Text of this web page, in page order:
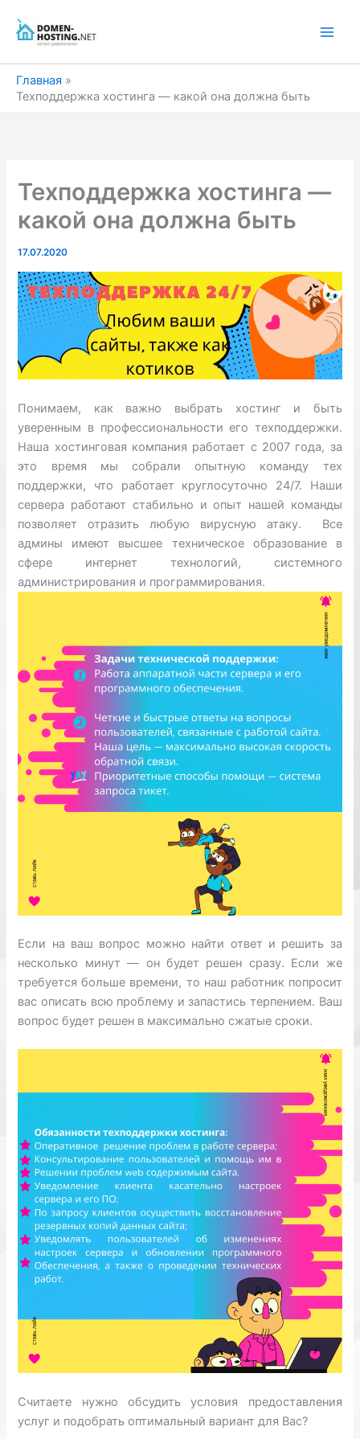
содержимому
Главная
Техподдержка хостинга — какой она должна быть
Техподдержка хостинга —
какой она должна быть
17.07.2020
Понимаем, как важно выбрать хостинг и быть
уверенным в профессиональности его техподдержки.
Наша хостинговая компания работает с 2007 года, за
это время мы собрали опытную команду тех
поддержки, что работает круглосуточно 24/7. Наши
сервера работают стабильно и опыт нашей команды
позволяет отразить любую вирусную атаку. Все
админы имеют высшее техническое образование в
сфере интернет технологий, системного
администрирования и программирования.
Если на ваш вопрос можно найти ответ и решить за
несколько минут — он будет решен сразу. Если же
требуется больше времени, то наш работник попросит
вас описать всю проблему и запастись терпением. Ваш
вопрос будет решен в максимально сжатые сроки.
Считаете нужно обсудить условия предоставления
услуг и подобрать оптимальный вариант для Вас?